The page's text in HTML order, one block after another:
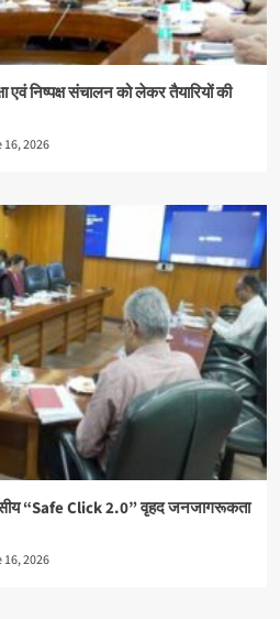
एवं निष्पक्ष संचालन को लेकर तैयारियों की
2026
“Safe Click 2.0” वृहद जनजागरूकता
2026